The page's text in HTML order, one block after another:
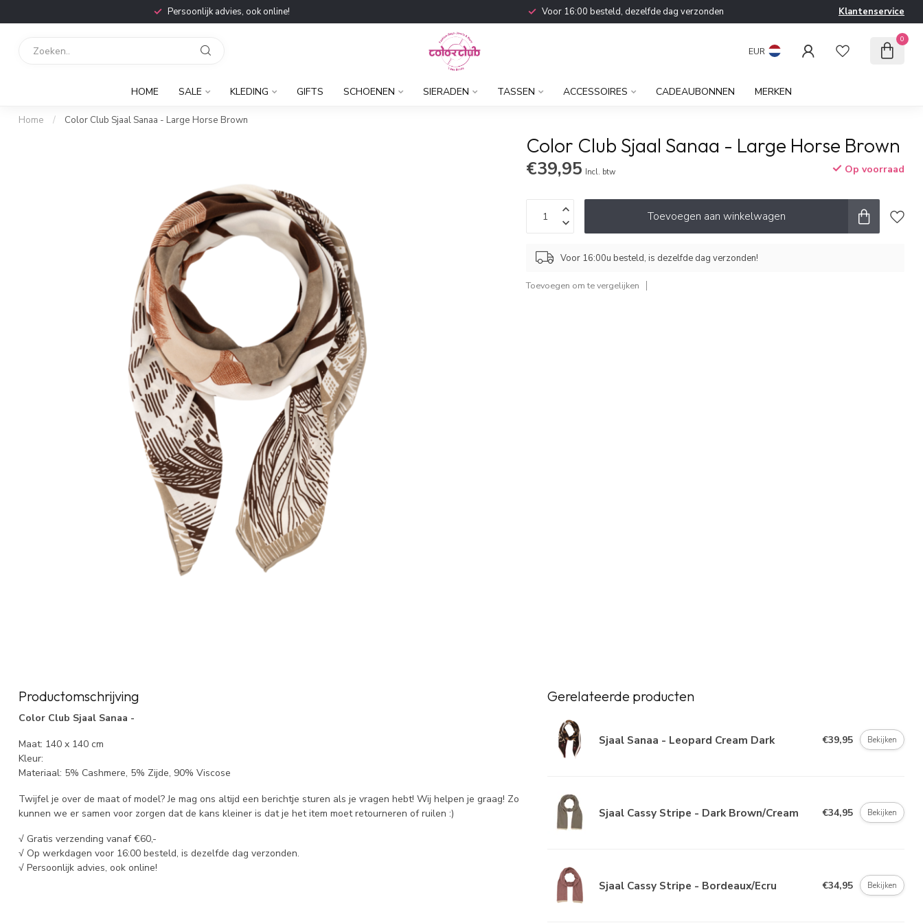
Persoonlijk advies, ook online! Voor 16:00 besteld, dezelfde dag verzonden Klantenservice
EUR
0
HOME SALE KLEDING GIFTS SCHOENEN SIERADEN TASSEN ACCESSOIRES CADEAUBONNEN MERKEN
Home / Color Club Sjaal Sanaa - Large Horse Brown
Color Club Sjaal Sanaa - Large Horse Brown
€39,95 Incl. btw Op voorraad
Toevoegen aan winkelwagen
Voor 16:00u besteld, is dezelfde dag verzonden!
Toevoegen om te vergelijken
Productomschrijving
Color Club Sjaal Sanaa -
Maat: 140 x 140 cm
Kleur:
Materiaal: 5% Cashmere, 5% Zijde, 90% Viscose
Twijfel je over de maat of model? Je mag ons altijd een berichtje sturen als je vragen hebt! Wij helpen je graag! Zo
kunnen we er samen voor zorgen dat de kans kleiner is dat je het item moet retourneren of ruilen :)
√ Gratis verzending vanaf €60,-
√ Op werkdagen voor 16:00 besteld, is dezelfde dag verzonden.
√ Persoonlijk advies, ook online!
Gerelateerde producten
Sjaal Sanaa - Leopard Cream Dark €39,95 Bekijken
Sjaal Cassy Stripe - Dark Brown/Cream €34,95 Bekijken
Sjaal Cassy Stripe - Bordeaux/Ecru €34,95 Bekijken